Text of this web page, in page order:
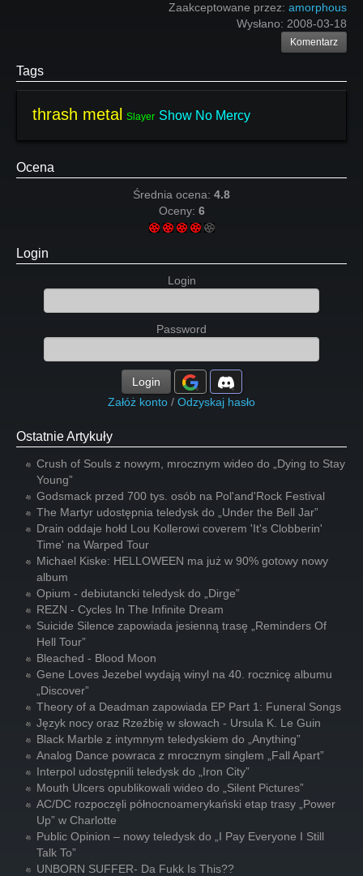
Zaakceptowane przez: amorphous
Wysłano: 2008-03-18
Komentarz
Tags
thrash metal Slayer Show No Mercy
Ocena
Średnia ocena: 4.8
Oceny: 6
Login
Login
Password
Login
Załóż konto / Odzyskaj hasło
Ostatnie Artykuły
Crush of Souls z nowym, mrocznym wideo do „Dying to Stay
Young”
Godsmack przed 700 tys. osób na Pol'and'Rock Festival
The Martyr udostępnia teledysk do „Under the Bell Jar”
Drain oddaje hołd Lou Kollerowi coverem 'It's Clobberin'
Time' na Warped Tour
Michael Kiske: HELLOWEEN ma już w 90% gotowy nowy
album
Opium - debiutancki teledysk do „Dirge”
REZN - Cycles In The Infinite Dream
Suicide Silence zapowiada jesienną trasę „Reminders Of
Hell Tour”
Bleached - Blood Moon
Gene Loves Jezebel wydają winyl na 40. rocznicę albumu
„Discover”
Theory of a Deadman zapowiada EP Part 1: Funeral Songs
Język nocy oraz Rzeźbię w słowach - Ursula K. Le Guin
Black Marble z intymnym teledyskiem do „Anything”
Analog Dance powraca z mrocznym singlem „Fall Apart”
Interpol udostępnili teledysk do „Iron City”
Mouth Ulcers opublikowali wideo do „Silent Pictures”
AC/DC rozpoczęli północnoamerykański etap trasy „Power
Up” w Charlotte
Public Opinion – nowy teledysk do „I Pay Everyone I Still
Talk To”
UNBORN SUFFER- Da Fukk Is This??